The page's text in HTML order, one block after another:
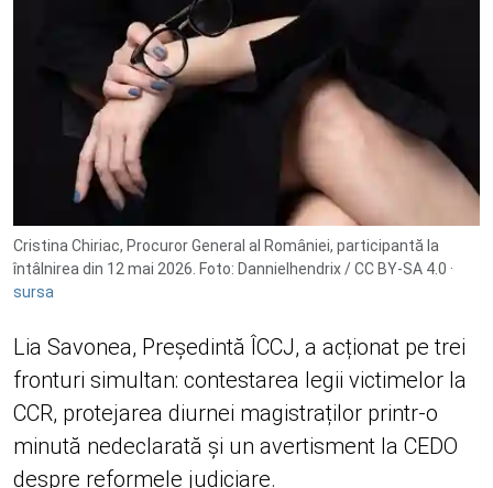
Cristina Chiriac, Procuror General al României, participantă la
întâlnirea din 12 mai 2026. Foto: Dannielhendrix / CC BY-SA 4.0 ·
sursa
Lia Savonea, Președintă ÎCCJ, a acționat pe trei
fronturi simultan: contestarea legii victimelor la
CCR, protejarea diurnei magistraților printr-o
minută nedeclarată și un avertisment la CEDO
despre reformele judiciare.